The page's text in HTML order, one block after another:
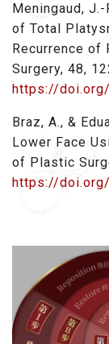
Meningaud,
of Total
Recurrence
Surgery, 48,
https://
Braz, A., &
Lower Face
of Plastic
https://